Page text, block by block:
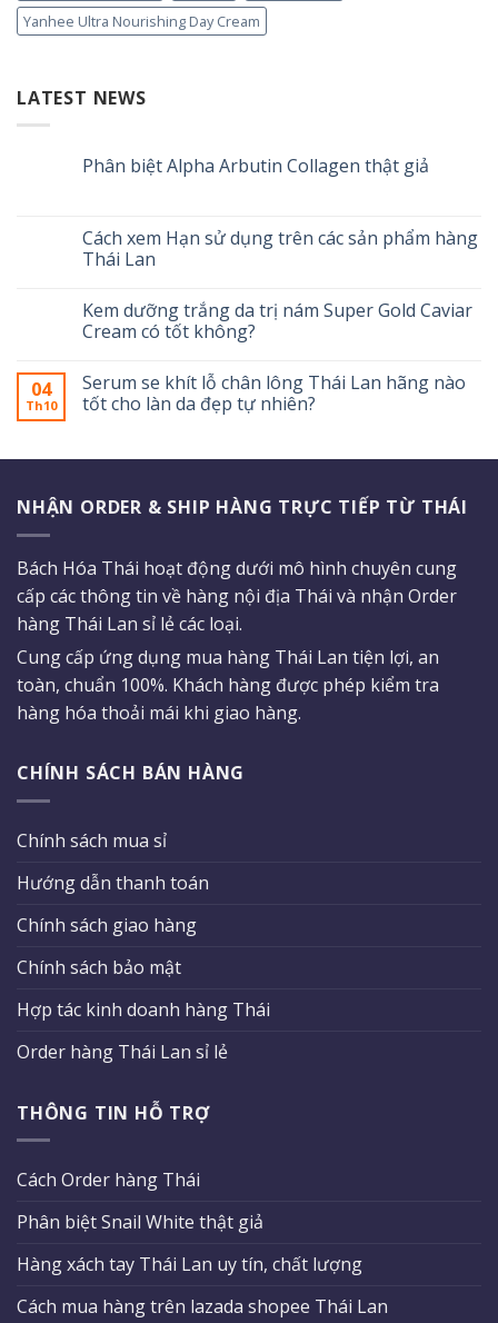
Yanhee Ultra Nourishing Day Cream
LATEST NEWS
Phân biệt Alpha Arbutin Collagen thật giả
Cách xem Hạn sử dụng trên các sản phẩm hàng
Thái Lan
Kem dưỡng trắng da trị nám Super Gold Caviar
Cream có tốt không?
04
Th10
Serum se khít lỗ chân lông Thái Lan hãng nào
tốt cho làn da đẹp tự nhiên?
NHẬN ORDER & SHIP HÀNG TRỰC TIẾP TỪ THÁI
Bách Hóa Thái hoạt động dưới mô hình chuyên cung
cấp các thông tin về hàng nội địa Thái và nhận Order
hàng Thái Lan sỉ lẻ các loại.
Cung cấp ứng dụng mua hàng Thái Lan tiện lợi, an
toàn, chuẩn 100%. Khách hàng được phép kiểm tra
hàng hóa thoải mái khi giao hàng.
CHÍNH SÁCH BÁN HÀNG
Chính sách mua sỉ
Hướng dẫn thanh toán
Chính sách giao hàng
Chính sách bảo mật
Hợp tác kinh doanh hàng Thái
Order hàng Thái Lan sỉ lẻ
THÔNG TIN HỖ TRỢ
Cách Order hàng Thái
Phân biệt Snail White thật giả
Hàng xách tay Thái Lan uy tín, chất lượng
Cách mua hàng trên lazada shopee Thái Lan